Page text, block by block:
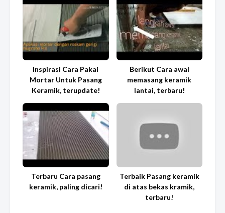
Inspirasi Cara Pakai
Mortar Untuk Pasang
Keramik, terupdate!
Berikut Cara awal
memasang keramik
lantai, terbaru!
Terbaru Cara pasang
keramik, paling dicari!
Terbaik Pasang keramik
di atas bekas kramik,
terbaru!